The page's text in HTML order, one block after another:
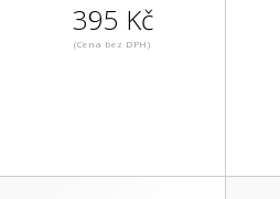
395 Kč
(Cena bez DPH)